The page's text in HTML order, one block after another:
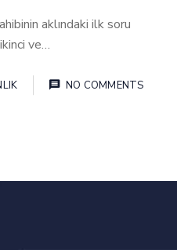
aklındaki ilk soru
ikinci ve…
NO COMMENTS